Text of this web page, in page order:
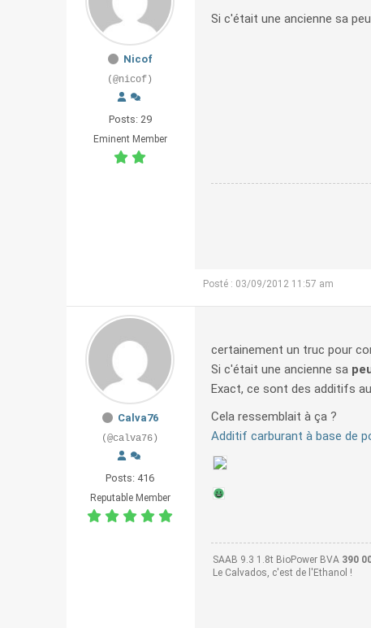
Nicof
(@nicof)
Posts: 29
Eminent Member
Si c'était une ancienne sa
Posté : 03/09/2012 11:57 am
Calva76
(@calva76)
Posts: 416
Reputable Member
certainement un truc pour
Si c'était une ancienne sa
Exact, ce sont des additifs
Cela ressemblait à ça ?
Additif carburant à base de
SAAB 9.3 1.8t BioPower BVA 390
Le Calvados, c'est de l'Ethanol !